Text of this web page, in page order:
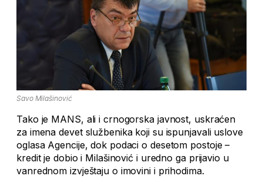
Savo Milašinović
Tako je MANS, ali i crnogorska javnost, uskraćen
za imena devet službenika koji su ispunjavali uslove
oglasa Agencije, dok podaci o desetom postoje –
kredit je dobio i Milašinović i uredno ga prijavio u
vanrednom izvještaju o imovini i prihodima.